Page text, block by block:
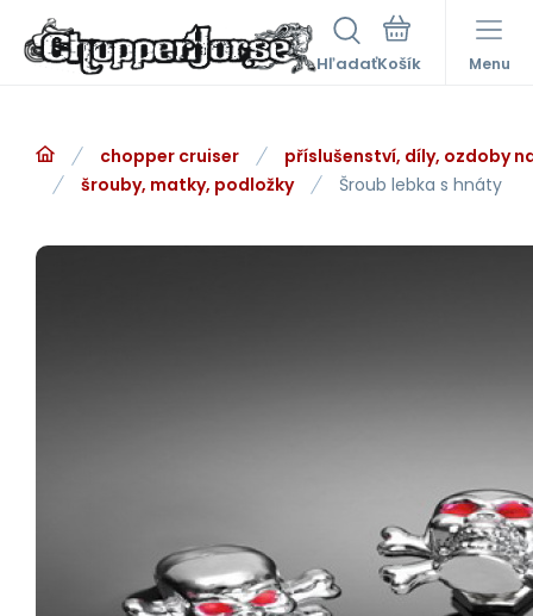
Hľadať Menu
chopper cruiser
příslušenství, díly, ozdoby
šrouby, matky, podložky
Šroub lebka s hnáty